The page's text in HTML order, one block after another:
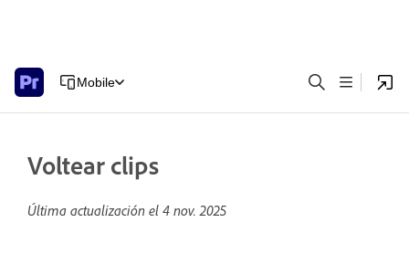
Mobile
Voltear clips
Última actualización el 4 nov. 2025